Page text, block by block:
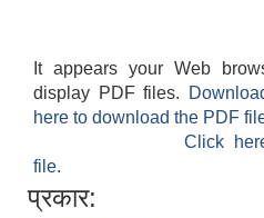
It appears your Web
display PDF files.
here to download the PDF
Click
file.
प्रकार: